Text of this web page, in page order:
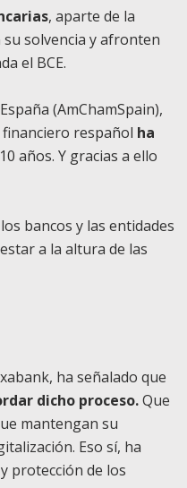
, aparte de la
solvencia y afronten
el BCE.
(AmChamSpain),
financiero respañol ha
años. Y gracias a ello
bancos y las entidades
a la altura de las
ha señalado que
dicho proceso.Que
mantengan su
Eso sí, ha
protección de los